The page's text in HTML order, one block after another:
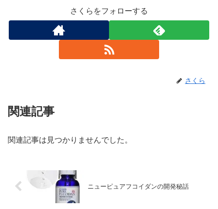
さくらをフォローする
さくら
関連記事
関連記事は見つかりませんでした。
ニューピュアフコイダンの開発秘話